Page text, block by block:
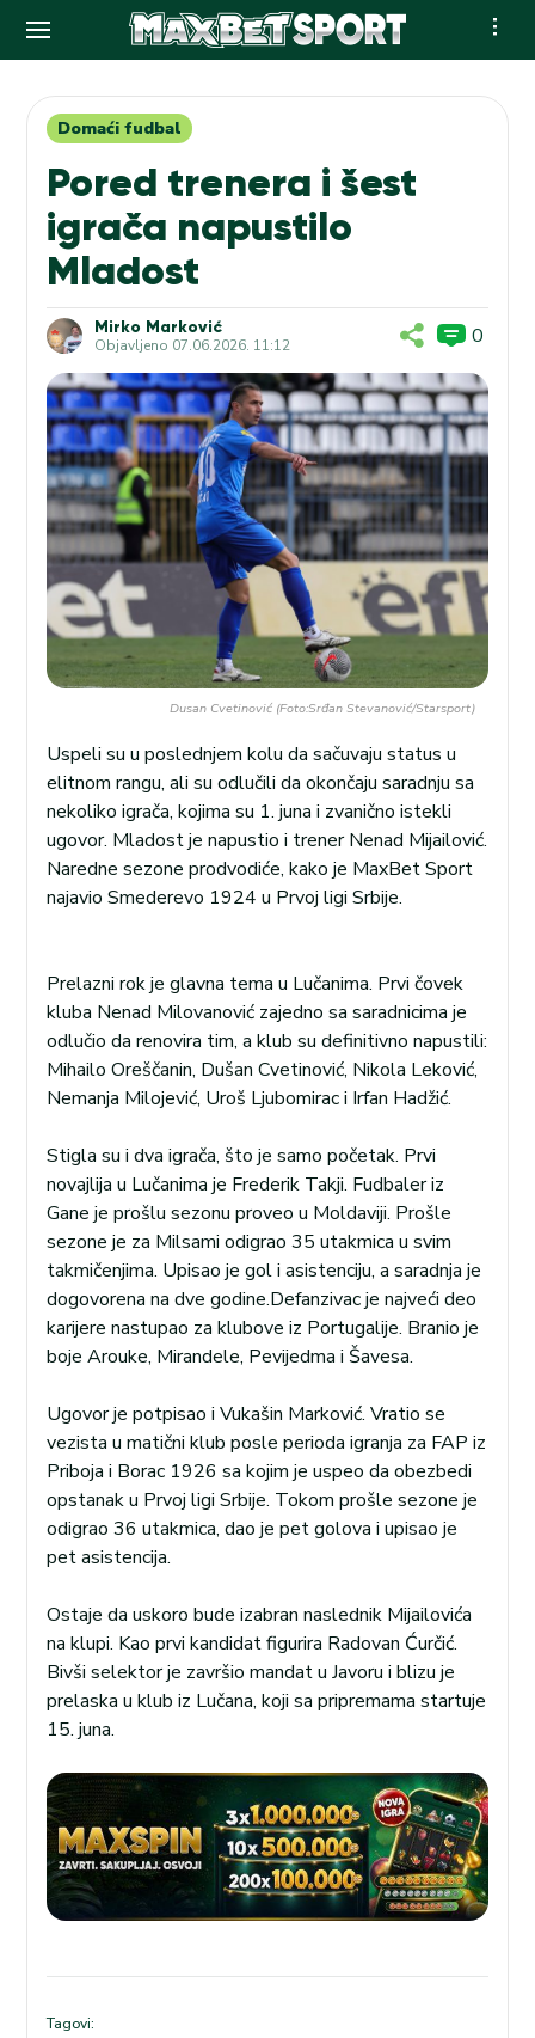
contentDomaći fudbal
Pored trenera i šest
igrača napustilo
Mladost
Mirko Marković
Objavljeno 07.06.2026. 11:12 0
Dusan Cvetinović (Foto:Srđan Stevanović/Starsport)
Uspeli su u poslednjem kolu da sačuvaju status u
elitnom rangu, ali su odlučili da okončaju saradnju sa
nekoliko igrača, kojima su 1. juna i zvanično istekli
ugovor. Mladost je napustio i trener Nenad Mijailović.
Naredne sezone prodvodiće, kako je MaxBet Sport
najavio Smederevo 1924 u Prvoj ligi Srbije.
Prelazni rok je glavna tema u Lučanima. Prvi čovek
kluba Nenad Milovanović zajedno sa saradnicima je
odlučio da renovira tim, a klub su definitivno napustili:
Mihailo Oreščanin, Dušan Cvetinović, Nikola Leković,
Nemanja Milojević, Uroš Ljubomirac i Irfan Hadžić.
Stigla su i dva igrača, što je samo početak. Prvi
novajlija u Lučanima je Frederik Takji. Fudbaler iz
Gane je prošlu sezonu proveo u Moldaviji. Prošle
sezone je za Milsami odigrao 35 utakmica u svim
takmičenjima. Upisao je gol i asistenciju, a saradnja je
dogovorena na dve godine.Defanzivac je najveći deo
karijere nastupao za klubove iz Portugalije. Branio je
boje Arouke, Mirandele, Pevijedma i Šavesa.
Ugovor je potpisao i Vukašin Marković. Vratio se
vezista u matični klub posle perioda igranja za FAP iz
Priboja i Borac 1926 sa kojim je uspeo da obezbedi
opstanak u Prvoj ligi Srbije. Tokom prošle sezone je
odigrao 36 utakmica, dao je pet golova i upisao je
pet asistencija.
Ostaje da uskoro bude izabran naslednik Mijailovića
na klupi. Kao prvi kandidat figurira Radovan Ćurčić.
Bivši selektor je završio mandat u Javoru i blizu je
prelaska u klub iz Lučana, koji sa pripremama startuje
15. juna.
Tagovi: